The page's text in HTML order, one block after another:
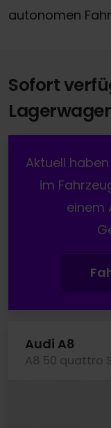
autonomen
Sofort
Aktuell
im
einem
Audi A8